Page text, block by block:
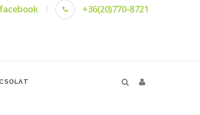
facebook +36(20)770-8721